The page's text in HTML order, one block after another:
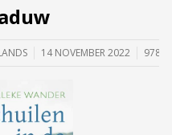
14 NOVEMBER 2022